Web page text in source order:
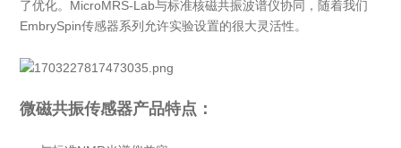
了优化。 MicroMRS-Lab与标准核磁共振波谱仪协同，随着我们
EmbrySpin传感器系列允许实验设置的很大灵活性。
微磁共振传感器产品特点：